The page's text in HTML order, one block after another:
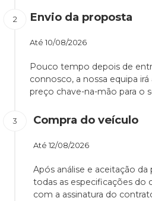
Envio da proposta
Até 10/08/2026
Pouco tempo depois de
connosco, a nossa equipa
preço chave-na-mão para o
Compra do veículo
Até 12/08/2026
Após análise e aceitação
todas as especificações do
com a assinatura do